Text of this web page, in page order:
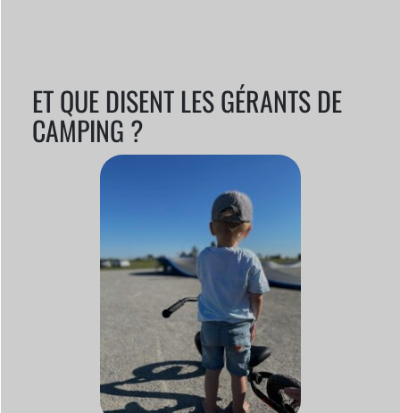
ET QUE DISENT LES GÉRANTS DE
CAMPING ?